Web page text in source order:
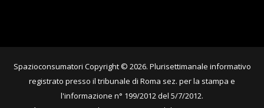
Spazioconsumatori Copyright © 2026. Plurisettimanale informativo
registrato presso il tribunale di Roma sez. per la stampa e
l'informazione n° 199/2012 del 5/7/2012.